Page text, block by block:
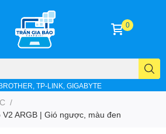
TP-LINK, GIGABYTE
0
/
ARGB | Gió ngược, màu đen